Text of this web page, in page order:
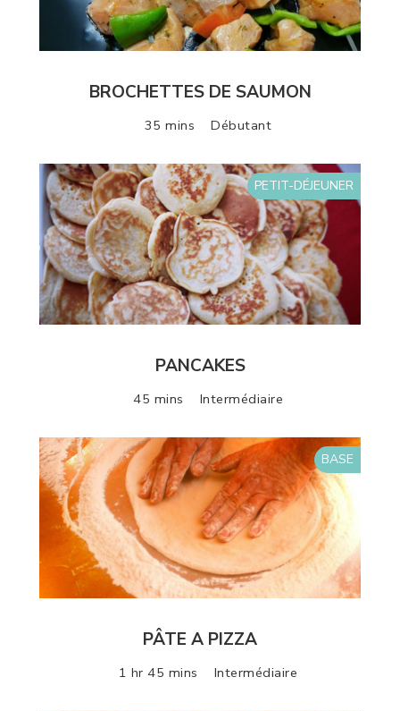
BROCHETTES DE SAUMON
35 mins Débutant
PETIT-DÉJEUNER
PANCAKES
45 mins Intermédiaire
BASE
PÂTE A PIZZA
1 hr 45 mins Intermédiaire